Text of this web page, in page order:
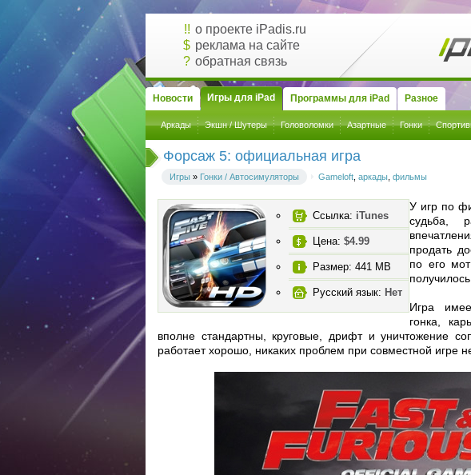
!! о проекте iPadis.ru
$ реклама на сайте
? обратная связь
Новости Игры для iPad Программы для iPad Разное
Аркады Экшн / Шутеры Головоломки Азартные Гонки
Форсаж 5: официальная игрa
Игры » Гонки / Автосимуляторы Gameloft аркады фильмы
Ссылка: iTunes
Цена: $4.99
Размер: 441 MB
Русский язык: Нет
У игр по
судьба,
продать
по его
Игра
гонка,
вполне стандартны, круговые, дрифт и уничтожение
работает хорошо, никаких проблем при совместной игре